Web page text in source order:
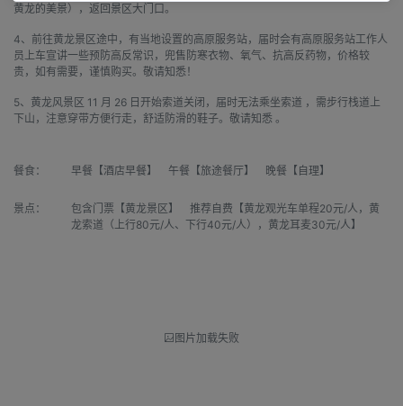
黄龙的美景），返回景区大门口。
4、前往黄龙景区途中，有当地设置的高原服务站，届时会有高原服务站工作人
员上车宣讲一些预防高反常识，兜售防寒衣物、氧气、抗高反药物，价格较
贵，如有需要，谨慎购买。敬请知悉！
5、黄龙风景区 11 月 26 日开始索道关闭，届时无法乘坐索道 ，需步行栈道上
下山，注意穿带方便行走，舒适防滑的鞋子。敬请知悉 。
餐食： 早餐【酒店早餐】 午餐【旅途餐厅】 晚餐【自理】
景点：
包含门票【黄龙景区】 推荐自费【黄龙观光车单程20元/人，黄
龙索道（上行80元/人、下行40元/人），黄龙耳麦30元/人】
图片加载失败